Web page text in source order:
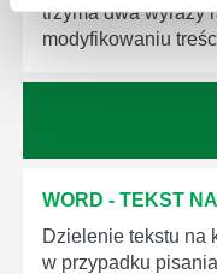
trzyma dwa wyrazy
modyfikowaniu
WORD - TEKST
Dzielenie tekstu na
w przypadku